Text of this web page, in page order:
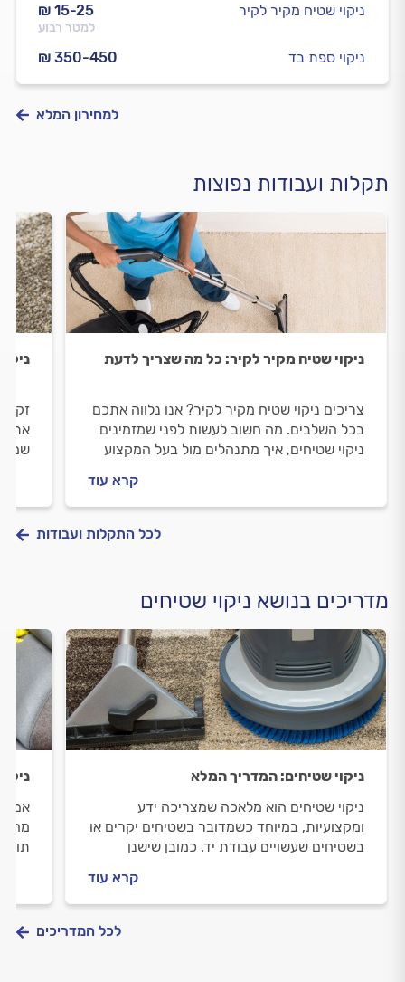
₪ 15-25
למטר רבוע
ניקוי שטיח מקיר לקיר
₪ 350-450 ניקוי ספת בד
למחירון המלא
תקלות ועבודות נפוצות
ניקוי שטיח מקיר לקיר: כל מה שצריך לדעת
צריכים ניקוי שטיח מקיר לקיר? אנו נלווה אתכם
בכל השלבים. מה חשוב לעשות לפני שמזמינים
ניקוי שטיחים, איך מתנהלים מול בעל המקצוע
קרא עוד
לכל התקלות ועבודות
מדריכים בנושא ניקוי שטיחים
ניקוי שטיחים: המדריך המלא
ניקוי שטיחים הוא מלאכה שמצריכה ידע
ומקצועיות, במיוחד כשמדובר בשטיחים יקרים או
בשטיחים שעשויים עבודת יד. כמובן שישנן
נכון של השטיח עשוי לגרום לו נזק בלתי הפיך.
במדריך הבא נסביר מה כולל ניקיון שטיחים
קרא עוד
אם
מה
לכל המדריכים